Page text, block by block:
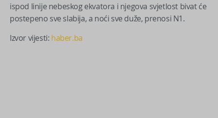
ispod linije nebeskog ekvatora i njegova svjetlost bivat će
postepeno sve slabija, a noći sve duže, prenosi N1.
Izvor vijesti: haber.ba